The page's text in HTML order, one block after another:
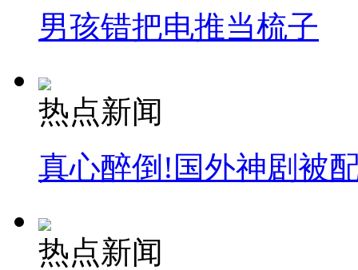
男孩错把电推当梳子
热点新闻
真心醉倒!国外神剧被
热点新闻